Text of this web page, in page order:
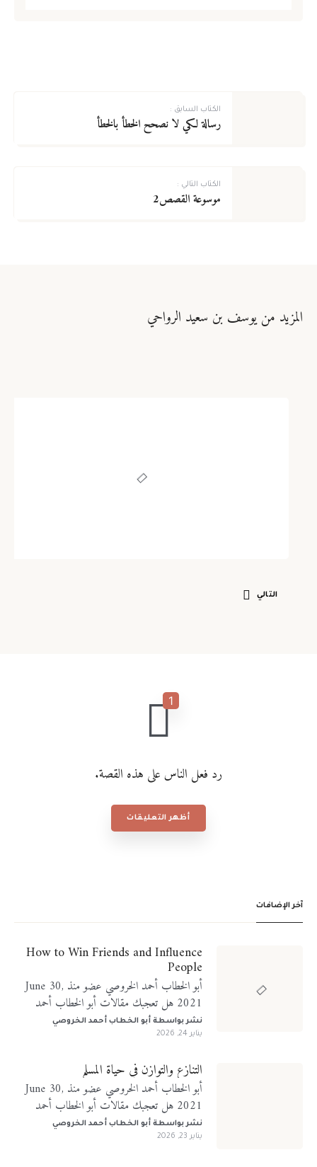
الكتاب السابق :
رسالة لكي لا نصحح الخطأ بالخطأ
الكتاب التالي :
موسوعة القصص2
المزيد من يوسف بن سعيد الرواحي
التالي
رد فعل الناس على هذه القصة.
أظهر التعليقات
آخر الإضافات
How to Win Friends and Influence
People
أبو الخطاب أحمد الخروصي عضو منذ June 30,
2021 هل تعجبك مقالات أبو الخطاب أحمد
الخروصي؟ تابعني على منصات التواصل الإجتماعي
نشر بواسطةأبو الخطاب أحمد الخروصي
يناير 24, 2026
التنازع والتوازن في حياة المسلم
أبو الخطاب أحمد الخروصي عضو منذ June 30,
2021 هل تعجبك مقالات أبو الخطاب أحمد
الخروصي؟ تابعني على منصات التواصل الإجتماعي
نشر بواسطةأبو الخطاب أحمد الخروصي
يناير 23, 2026